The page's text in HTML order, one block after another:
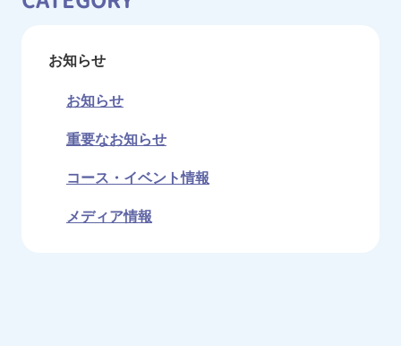
お知らせ
お知らせ
重要なお知らせ
コース・イベント情報
メディア情報